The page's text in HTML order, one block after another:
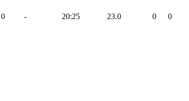
0 - 20:25 23.0 0
0